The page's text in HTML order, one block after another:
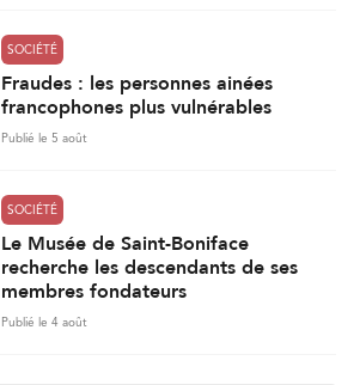
SOCIÉTÉ
Fraudes : les personnes ainées
francophones plus vulnérables
Publié le 5 août
SOCIÉTÉ
Le Musée de Saint-Boniface
recherche les descendants de ses
membres fondateurs
Publié le 4 août